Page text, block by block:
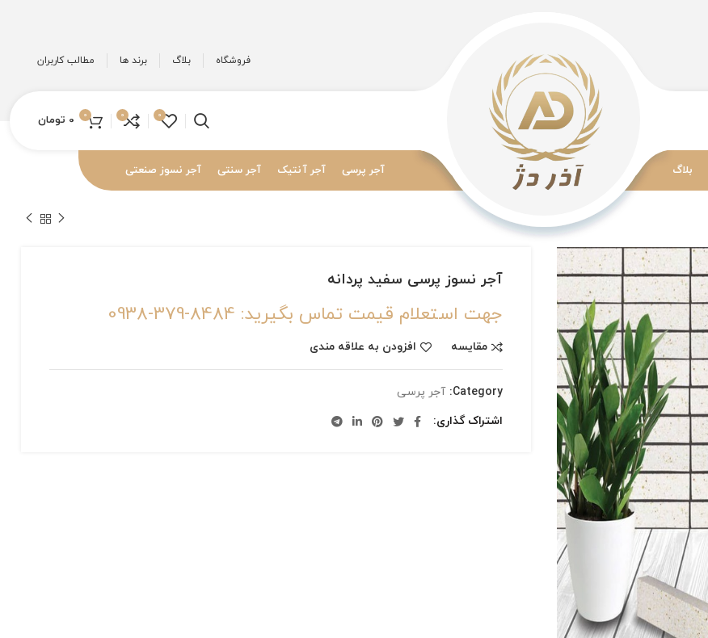
فروشگاه بلاگ برند ها مطالب کاربران
0
0
0
0 تومان
بلاگ آجر پرسی آجر آنتیک آجر سنتی آجر نسوز صنعتی
آجر نسوز پرسی سفید پردانه
جهت استعلام قیمت تماس بگیرید: 8484-379-0938
مقایسه افزودن به علاقه مندی
Category: آجر پرسی
اشتراک گذاری